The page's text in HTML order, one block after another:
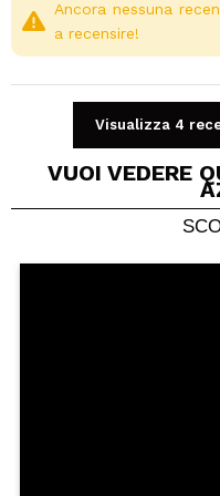
Condividi
Il tuo video
Ancora nessuna
a recensire!
Visualizza 4
VUOI VEDERE